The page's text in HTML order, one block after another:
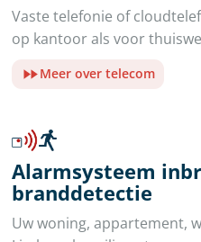
Vaste telefonie of
op kantoor als voor
Meer over telecom
Alarmsysteem
branddetectie
Uw woning, appartement,